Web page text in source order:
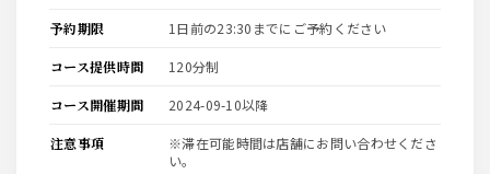
予約期限 1日前の23:30までにご予約ください
コース提供時間 120分制
コース開催期間 2024-09-10以降
注意事項
※滞在可能時間は店舗にお問い合わせくださ
い。